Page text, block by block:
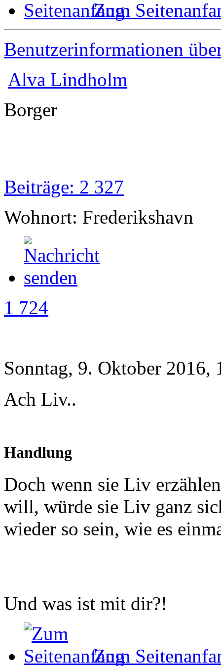
Zum
Benutzerinformationen
Alva Lindholm
Borger
Beiträge: 2 327
Wohnort: Frederikshavn
1 724
Sonntag, 9. Oktober 2016,
Ach Liv..
Handlung
Doch wenn sie Liv
will, würde sie Liv ganz
wieder so sein, wie es
Und was ist mit dir?!
Zum